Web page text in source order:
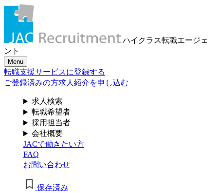
求人検索・転職事例
はじめに、あなたが活かしたい
「ご経験業種」
お選びください
サービス（人材・ホテル・旅行・教育）
商社
流通（EC・運輸・小売）
消費財（食品・アパレル・トイレタリー）
マスコミ（広告・制作）
ハイクラス転職エージェ
ント
Menu
転職支援サービスに登録する
ご登録済みの方求人紹介を申し込む
求人検索
転職希望者
採用担当者
会社概要
JACで働きたい方
FAQ
お問い合わせ
保存済み
メール認証とは？
メール認証は当社サービスを利用される方が登録されたメー
レスがご本人のもので受信可能であることを確認するための
です。 これは主に、なりすまし等のセキュリティリスク低減
ポートにおけるお客様のスムーズな本人認証に役立ちます。
が安心してジェイ エイ シー リクルートメントをお使いいた
めの大切な認証操作となります。
個人情報取り扱いおよびサービス利用規約